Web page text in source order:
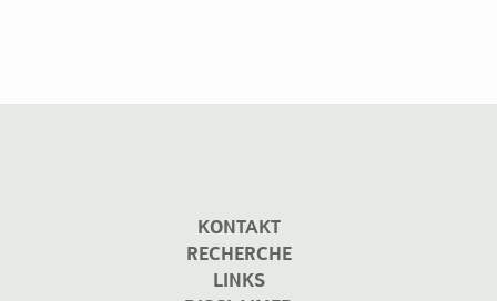
KONTAKT
RECHERCHE
LINKS